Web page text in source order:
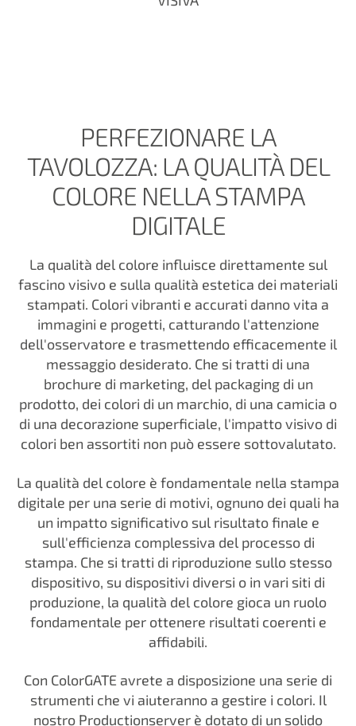
PERFEZIONARE LA
TAVOLOZZA: LA QUALITÀ DEL
COLORE NELLA STAMPA
DIGITALE
La qualità del colore influisce direttamente sul
fascino visivo e sulla qualità estetica dei materiali
stampati. Colori vibranti e accurati danno vita a
immagini e progetti, catturando l'attenzione
dell'osservatore e trasmettendo efficacemente il
messaggio desiderato. Che si tratti di una
brochure di marketing, del packaging di un
prodotto, dei colori di un marchio, di una camicia o
di una decorazione superficiale, l'impatto visivo di
colori ben assortiti non può essere sottovalutato.
La qualità del colore è fondamentale nella stampa
digitale per una serie di motivi, ognuno dei quali ha
un impatto significativo sul risultato finale e
sull'efficienza complessiva del processo di
stampa. Che si tratti di riproduzione sullo stesso
dispositivo, su dispositivi diversi o in vari siti di
produzione, la qualità del colore gioca un ruolo
fondamentale per ottenere risultati coerenti e
affidabili.
Con ColorGATE avrete a disposizione una serie di
strumenti che vi aiuteranno a gestire i colori. Il
nostro Productionserver è dotato di un solido